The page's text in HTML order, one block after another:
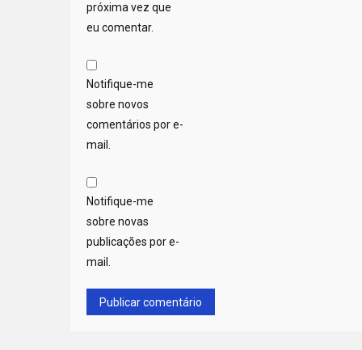
próxima vez que
eu comentar.
Notifique-me
sobre novos
comentários por e-
mail.
Notifique-me
sobre novas
publicações por e-
mail.